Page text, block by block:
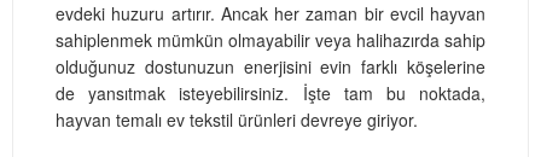
evdeki huzuru artırır. Ancak her zaman bir evcil hayvan
sahiplenmek mümkün olmayabilir veya halihazırda sahip
olduğunuz dostunuzun enerjisini evin farklı köşelerine
de yansıtmak isteyebilirsiniz. İşte tam bu noktada,
hayvan temalı ev tekstil ürünleri devreye giriyor.